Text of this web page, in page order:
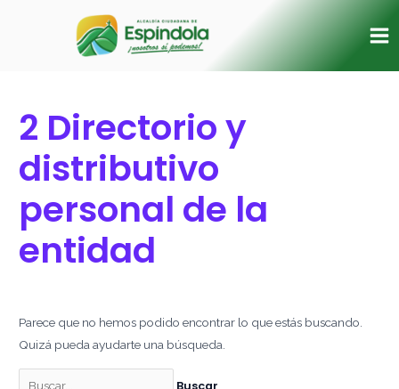
2 Directorio y
distributivo
personal de la
entidad
Parece que no hemos podido encontrar lo que estás buscando.
Quizá pueda ayudarte una búsqueda.